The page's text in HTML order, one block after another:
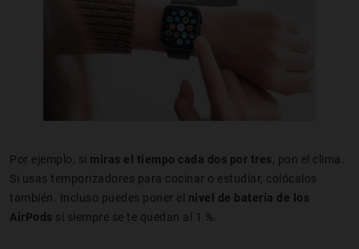
Por ejemplo, si miras el tiempo cada dos por tres, pon el clima.
Si usas temporizadores para cocinar o estudiar, colócalos
también. Incluso puedes poner el nivel de batería de los
AirPods si siempre se te quedan al 1 %.